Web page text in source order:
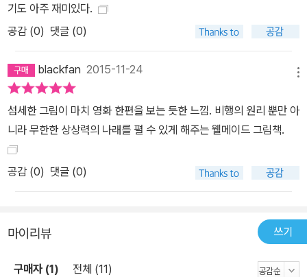
기도 아주 재미있다.
공감 (0) 댓글 (0)
blackfan 2015-11-24
섬세한 그림이 마치 영화 한편을 보는 듯한 느낌. 비행의 원리 뿐만 아
니라 무한한 상상력의 나래를 펼 수 있게 해주는 웰메이드 그림책.
공감 (0) 댓글 (0)
마이리뷰 쓰기
구매자 (1) 전체 (11)